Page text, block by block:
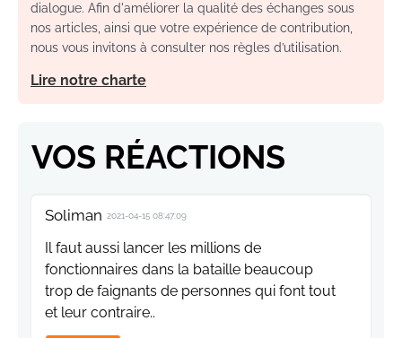
dialogue. Afin d'améliorer la qualité des échanges sous
nos articles, ainsi que votre expérience de contribution,
nous vous invitons à consulter nos règles d’utilisation.
Lire notre charte
VOS RÉACTIONS
Soliman 2021-04-15 08:47:09
Il faut aussi lancer les millions de
fonctionnaires dans la bataille beaucoup
trop de faignants de personnes qui font tout
et leur contraire..